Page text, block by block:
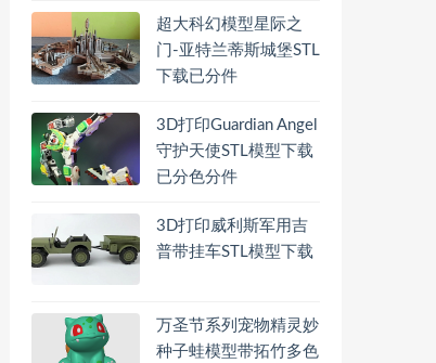
超大科幻模型星际之
门-亚特兰蒂斯城堡STL
下载已分件
3D打印Guardian Angel
守护天使STL模型下载
已分色分件
3D打印威利斯军用吉
普带挂车STL模型下载
万圣节系列宠物精灵妙
种子蛙模型带拓竹多色